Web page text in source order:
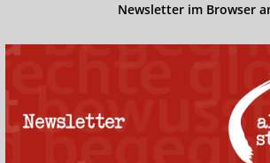
Newsletter im Browser